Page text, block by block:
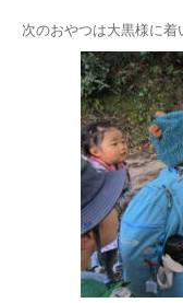
次のおやつは大黒様に着